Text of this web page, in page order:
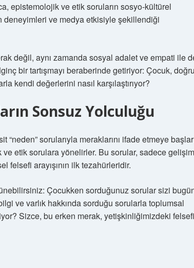
epistemolojik ve etik soruların sosyo-kültürel
deneyimleri ve medya etkisiyle şekillendiği
değil, aynı zamanda sosyal adalet ve empati ile
bir tartışmayı beraberinde getiriyor: Çocuk,
kendi değerlerini nasıl karşılaştırıyor?
Sonsuz Yolculuğu
sorularıyla meraklarını ifade etmeye
etik sorulara yönelirler. Bu sorular, sadece
felsefi arayışının ilk tezahürleridir.
Çocukken sorduğunuz sorular sizi
ve varlık hakkında sorduğu sorularla toplumsal
Sizce, bu erken merak, yetişkinliğimizdeki felsefi